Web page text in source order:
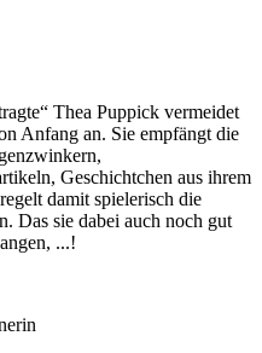
Thea Puppick vermeidet
Anfang an. Sie empfängt die
Geschichtchen aus ihrem
damit spielerisch die
Das sie dabei auch noch gut
...!